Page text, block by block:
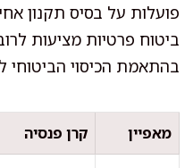
פועלות על בסיס תקנון
ביטוח פרטיות מציעות
בהתאמת הכיסוי הביטוחי
מאפיין קרן פנסיה